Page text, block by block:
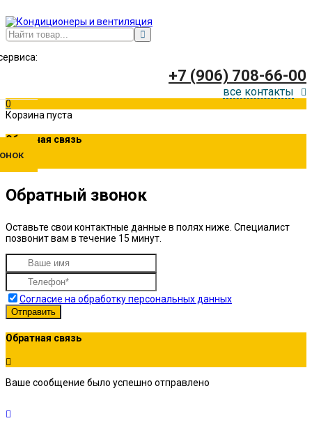
+7 (906) 708-66-00
все контакты
0
Корзина пуста
Обратная связь
Обратный звонок
Оставьте свои контактные данные в полях ниже. Специалист
позвонит вам в течение 15 минут.
Согласие на обработку персональных данных
Отправить
Обратная связь
Ваше сообщение было успешно отправлено